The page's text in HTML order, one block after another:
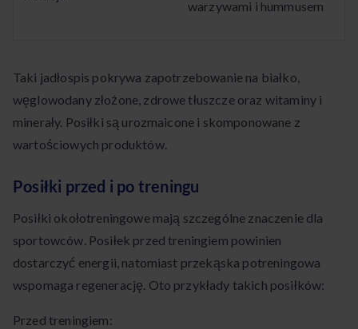
warzywami i hummusem
Taki jadłospis pokrywa zapotrzebowanie na białko,
węglowodany złożone, zdrowe tłuszcze oraz witaminy i
minerały. Posiłki są urozmaicone i skomponowane z
wartościowych produktów.
Posiłki przed i po treningu
Posiłki okołotreningowe mają szczególne znaczenie dla
sportowców. Posiłek przed treningiem powinien
dostarczyć energii, natomiast przekąska potreningowa
wspomaga regenerację. Oto przykłady takich posiłków:
Przed treningiem: